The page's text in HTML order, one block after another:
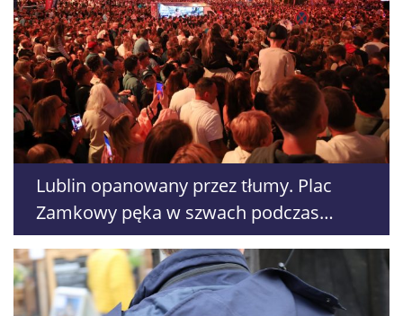
Lublin opanowany przez tłumy. Plac
Zamkowy pęka w szwach podczas
koncertu „Lato z Radiem i Telewizją
Polską”